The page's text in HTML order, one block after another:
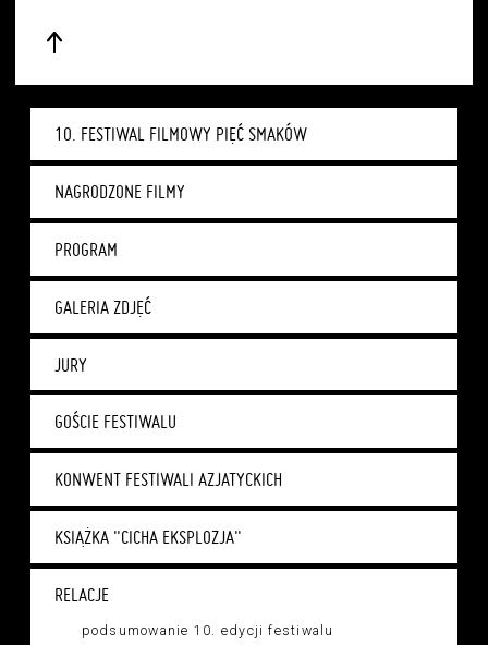
10. FESTIWAL FILMOWY PIĘĆ SMAKÓW
NAGRODZONE FILMY
PROGRAM
GALERIA ZDJĘĆ
JURY
GOŚCIE FESTIWALU
KONWENT FESTIWALI AZJATYCKICH
KSIĄŻKA "CICHA EKSPLOZJA"
RELACJE
podsumowanie 10. edycji festiwalu